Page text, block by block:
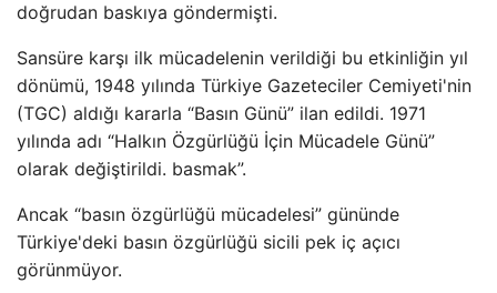
doğrudan baskıya göndermişti.
Sansüre karşı ilk mücadelenin verildiği bu etkinliğin yıl
dönümü, 1948 yılında Türkiye Gazeteciler Cemiyeti'nin
(TGC) aldığı kararla “Basın Günü” ilan edildi. 1971
yılında adı “Halkın Özgürlüğü İçin Mücadele Günü”
olarak değiştirildi. basmak”.
Ancak “basın özgürlüğü mücadelesi” gününde
Türkiye'deki basın özgürlüğü sicili pek iç açıcı
görünmüyor.